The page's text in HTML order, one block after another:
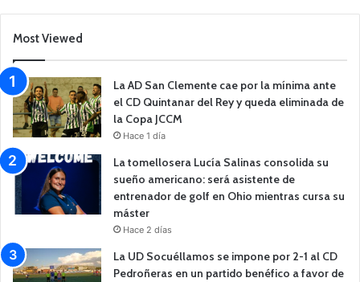
Most Viewed
La AD San Clemente cae por la mínima ante
el CD Quintanar del Rey y queda eliminada de
la Copa JCCM
Hace 1 día
La tomellosera Lucía Salinas consolida su
sueño americano: será asistente de
entrenador de golf en Ohio mientras cursa su
máster
Hace 2 días
La UD Socuéllamos se impone por 2-1 al CD
Pedroñeras en un partido benéfico a favor de